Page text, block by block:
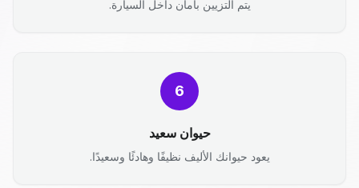
يتم التزيين بأمان داخل السيارة.
6
حيوان سعيد
يعود حيوانك الأليف نظيفًا وهادئًا وسعيدًا.